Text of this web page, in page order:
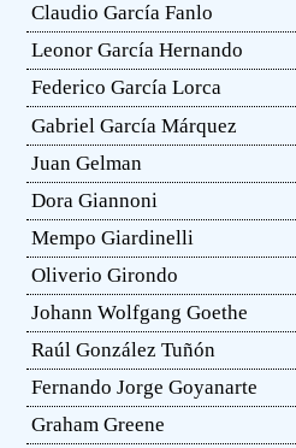
Claudio García Fanlo
Leonor García Hernando
Federico García Lorca
Gabriel García Márquez
Juan Gelman
Dora Giannoni
Mempo Giardinelli
Oliverio Girondo
Johann Wolfgang Goethe
Raúl González Tuñón
Fernando Jorge Goyanarte
Graham Greene